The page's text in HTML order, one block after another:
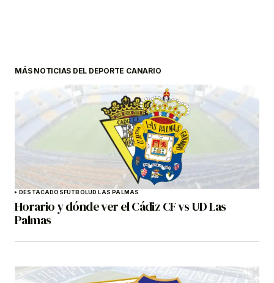
MÁS NOTICIAS DEL DEPORTE CANARIO
DESTACADOSFÚTBOLUD LAS PALMAS
Horario y dónde ver el Cádiz CF vs UD Las
Palmas